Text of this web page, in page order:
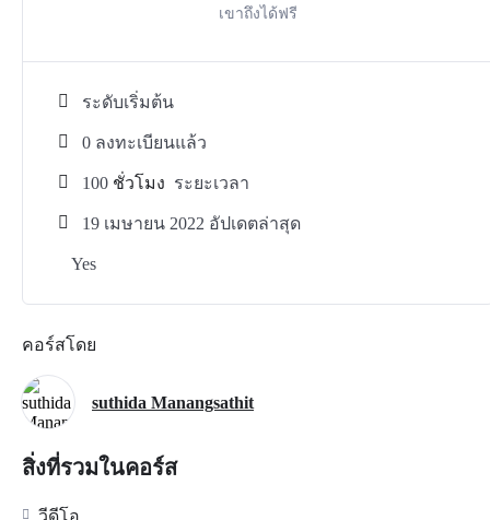
เขาถึงได้ฟรี
ระดับเริ่มต้น
0 ลงทะเบียนแล้ว
100 ชั่วโมง ระยะเวลา
19 เมษายน 2022 อัปเดตล่าสุด
Yes
คอร์สโดย
suthida Manangsathit
สิ่งที่รวมในคอร์ส
วีดีโอ